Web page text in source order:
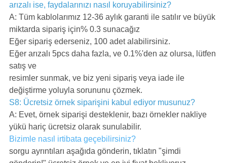
arızalı ise, faydalarınızı nasıl koruyabilirsiniz?
A: Tüm kablolarımız 12-36 aylık garanti ile satılır ve büyük
miktarda sipariş için% 0.3 sunacağız
Eğer sipariş ederseniz, 100 adet alabilirsiniz.
Eğer arızalı 5pcs daha fazla, ve 0.1%'den az olursa, lütfen
satış ve
resimler sunmak, ve biz yeni sipariş veya iade ile
değiştirme yoluyla sorununu çözmek.
S8: Ücretsiz örnek siparişini kabul ediyor musunuz?
A: Evet, örnek siparişi desteklenir, bazı örnekler nakliye
yükü hariç ücretsiz olarak sunulabilir.
Bizimle nasıl irtibata geçebilirsiniz?
sorgu ayrıntıları aşağıda gönderin, tıklatın "şimdi